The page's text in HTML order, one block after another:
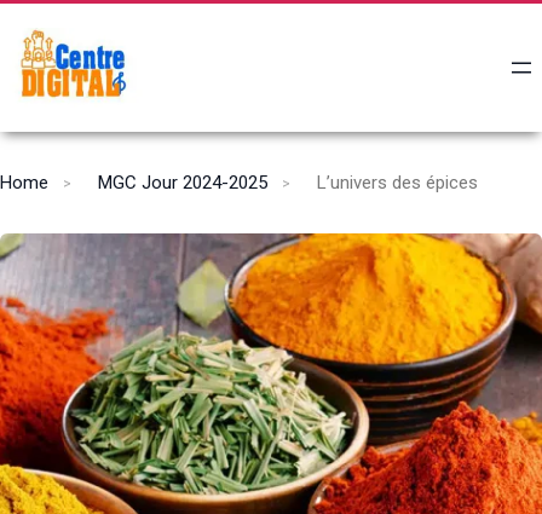
Home MGC Jour 2024-2025 L’univers des épices